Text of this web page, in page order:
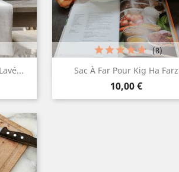
Sac À Far Pour Kig Ha Farz
Prix
10,00 €
(8)
Aperçu rapide